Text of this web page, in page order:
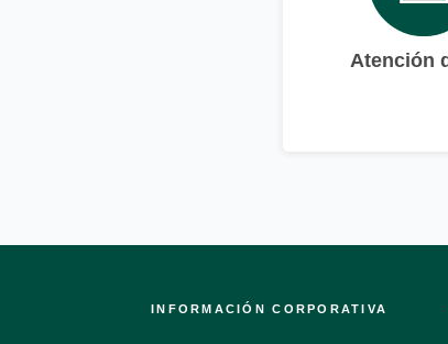
Atención
INFORMACIÓN CORPORATIVA